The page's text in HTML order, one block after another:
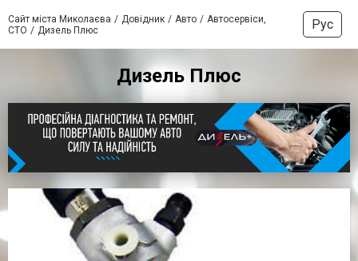
Сайт міста Миколаєва Довідник Авто
Автосервіси,
СТО
Дизель Плюс Рус
Дизель Плюс